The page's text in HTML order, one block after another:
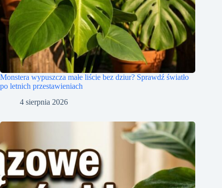
Monstera wypuszcza małe liście bez dziur? Sprawdź światło
po letnich przestawieniach
4 sierpnia 2026